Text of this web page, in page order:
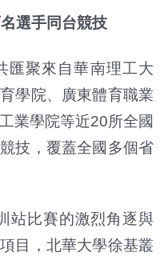
選手同台競技
聚來自華南理工大
學院、廣東體育職業
業學院等近20所全國
技，覆蓋全國多個省
站比賽的激烈角逐與
目，北華大學徐基叢